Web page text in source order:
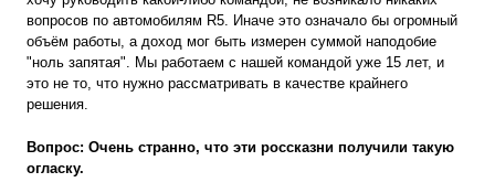
вопросов по автомобилям R5. Иначе это означало бы огромный
объём работы, а доход мог быть измерен суммой наподобие
"ноль запятая". Мы работаем с нашей командой уже 15 лет, и
это не то, что нужно рассматривать в качестве крайнего
решения.
Вопрос: Очень странно, что эти россказни получили такую
огласку.